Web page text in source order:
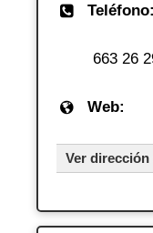
Teléfono:
663 26
Web:
Ver dirección